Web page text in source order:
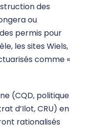
des
ou
permis pour
les sites Wiels,
comme «
(CQD, politique
d’Ilot, CRU) en
rationalisés